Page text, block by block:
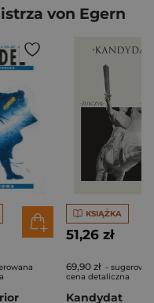
von Egern
KSIĄŻKA
51,26 zł
69,90 zł -
cena detaliczna
Kandydat